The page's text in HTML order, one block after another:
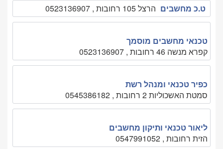
ט.כ מחשבים הרצל 105 רחובות , 0523136907
טכנאי מחשבים מוסמך
קפרא מנשה 46 רחובות , 0523136907
כפיר טכנאי ומנהל רשת
סמטת האשכוליות 2 רחובות , 0545386182
ליאור טכנאי ותיקון מחשבים
הזית רחובות , 0547991052